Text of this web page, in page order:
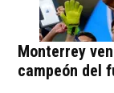
Monterrey
campeón del